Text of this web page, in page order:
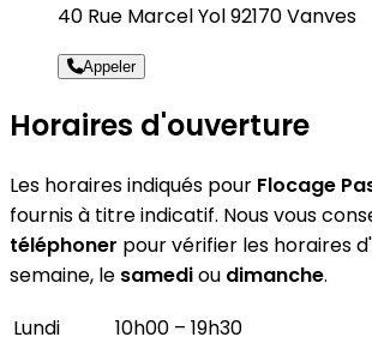
40 Rue Marcel Yol 92170 Vanves
Appeler
Horaires d'ouverture
Les horaires indiqués pour Flocage
fournis à titre indicatif. Nous vous
téléphoner pour vérifier les horaires
semaine, le samediou dimanche.
Lundi
10h00 – 19h30